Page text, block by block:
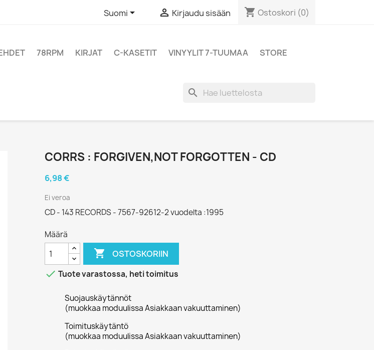
Suomi  Kirjaudu sisään shopping_cart Ostoskori (0)
78RPM KIRJAT C-KASETIT VINYYLIT 7-TUUMAA
STORE
search
CORRS : FORGIVEN,NOT FORGOTTEN - CD
6,98 €
Ei veroa
CD - 143 RECORDS - 7567-92612-2 vuodelta :1995
Määrä
 OSTOSKORIIN
 Tuote varastossa, heti toimitus
Suojauskäytännöt
(muokkaa moduulissa Asiakkaan vakuuttaminen)
Toimituskäytäntö
(muokkaa moduulissa Asiakkaan vakuuttaminen)